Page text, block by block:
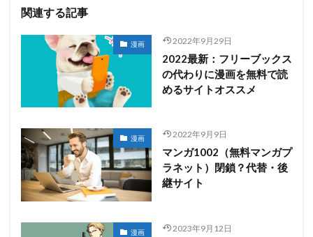
関連する記事
漫画 2022年9月29日
2022最新：フリーブックス
の代わりに漫画を無料で読
めるサイトオススメ
漫画 2022年9月9日
マンガ1002（無料マンガプ
ラネット）閉鎖？代替・後
継サイト
漫画 2023年9月12日